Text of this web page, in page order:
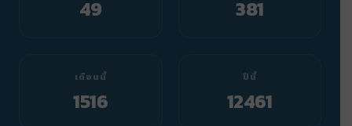
49 381
เดือนนี้
1516
ปีนี้
12461